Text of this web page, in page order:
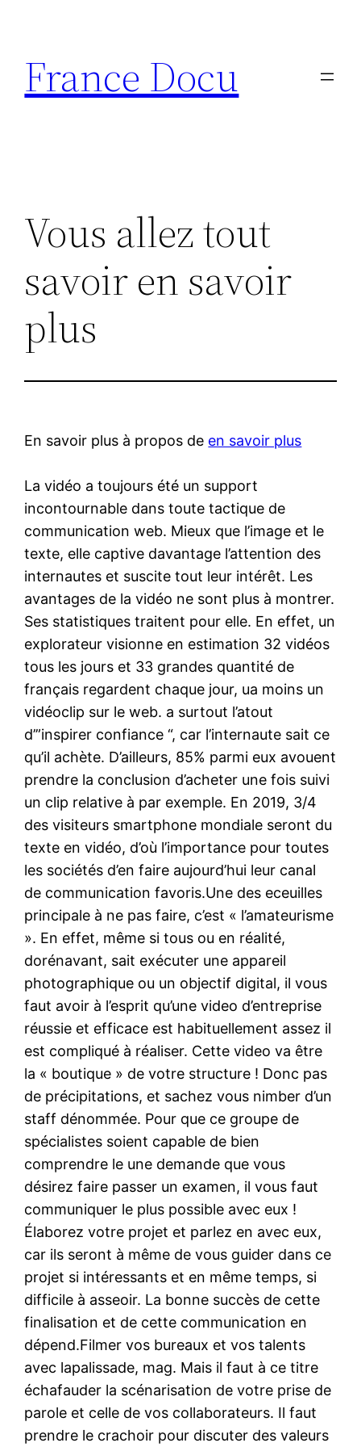
contenu
France Docu
Vous allez tout
savoir en savoir
plus
En savoir plus à propos de en savoir plus
La vidéo a toujours été un support
incontournable dans toute tactique de
communication web. Mieux que l’image et le
texte, elle captive davantage l’attention des
internautes et suscite tout leur intérêt. Les
avantages de la vidéo ne sont plus à montrer.
Ses statistiques traitent pour elle. En effet, un
explorateur visionne en estimation 32 vidéos
tous les jours et 33 grandes quantité de
français regardent chaque jour, ua moins un
vidéoclip sur le web. a surtout l’atout
d’”inspirer confiance “, car l’internaute sait ce
qu’il achète. D’ailleurs, 85% parmi eux avouent
prendre la conclusion d’acheter une fois suivi
un clip relative à par exemple. En 2019, 3/4
des visiteurs smartphone mondiale seront du
texte en vidéo, d’où l’importance pour toutes
les sociétés d’en faire aujourd’hui leur canal
de communication favoris.Une des eceuilles
principale à ne pas faire, c’est « l’amateurisme
». En effet, même si tous ou en réalité,
dorénavant, sait exécuter une appareil
photographique ou un objectif digital, il vous
faut avoir à l’esprit qu’une video d’entreprise
réussie et efficace est habituellement assez il
est compliqué à réaliser. Cette video va être
la « boutique » de votre structure ! Donc pas
de précipitations, et sachez vous nimber d’un
staff dénommée. Pour que ce groupe de
spécialistes soient capable de bien
comprendre le une demande que vous
désirez faire passer un examen, il vous faut
communiquer le plus possible avec eux !
Élaborez votre projet et parlez en avec eux,
car ils seront à même de vous guider dans ce
projet si intéressants et en même temps, si
difficile à asseoir. La bonne succès de cette
finalisation et de cette communication en
dépend.Filmer vos bureaux et vos talents
avec lapalissade, mag. Mais il faut à ce titre
échafauder la scénarisation de votre prise de
parole et celle de vos collaborateurs. Il faut
prendre le crachoir pour discuter des valeurs